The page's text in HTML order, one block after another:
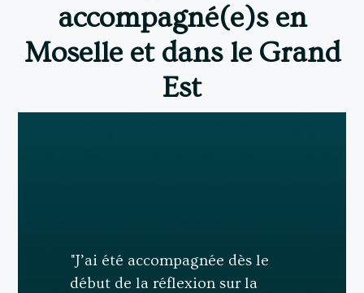
accompagné(e)s en
Moselle et dans le Grand
Est
"J’ai été accompagnée dès le
début de la réflexion sur la